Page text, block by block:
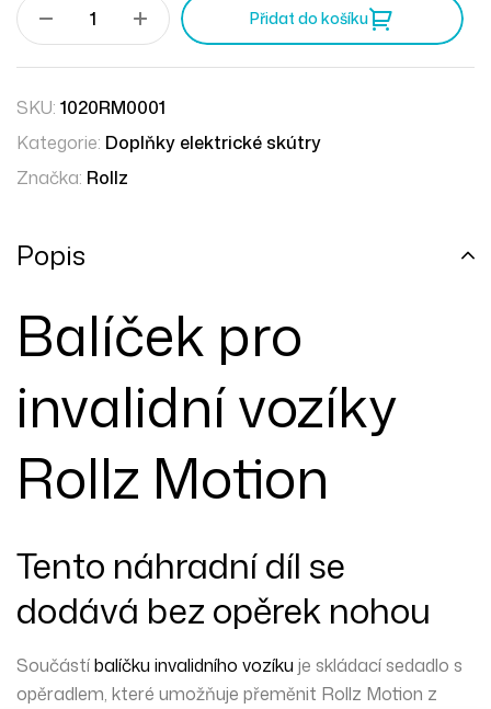
zakoupit i samostatně, pokud jste jej ztratili.
Přidat do košíku
SKU: 1020RM0001
Kategorie: Doplňky elektrické skútry
Značka: Rollz
Popis
Balíček pro
invalidní vozíky
Rollz Motion
Tento náhradní díl se
dodává bez opěrek nohou
Součástíbalíčku invalidního vozíku je skládací sedadlo s
opěradlem, které umožňuje přeměnit Rollz Motion z